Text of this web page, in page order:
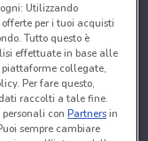
Utilizzando
per i tuoi acquisti
Tutto questo è
effettuate in base alle
collegate,
Per fare questo,
raccolti a tale fine.
personali conPartnersin
sempre cambiare